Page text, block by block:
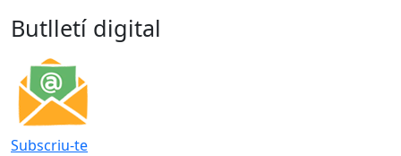
Butlletí digital
Subscriu-te